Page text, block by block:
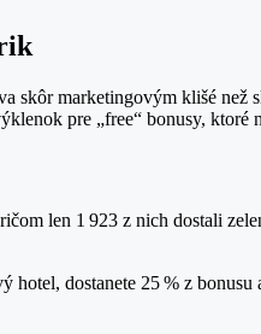
skôr marketingovým klišé
pre „free“ bonusy, ktoré
len 1 923 z nich dostali
dostanete 25 % z